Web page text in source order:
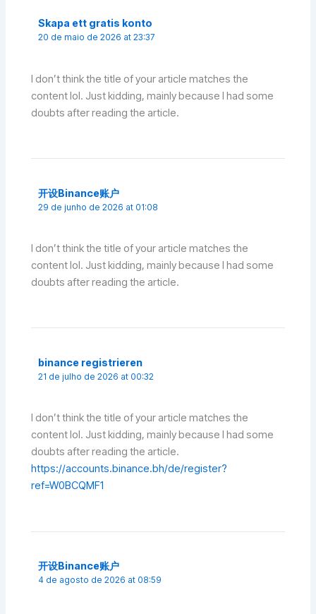
Skapa ett gratis konto
20 de maio de 2026 at 23:37
I don’t think the title of your article matches the
content lol. Just kidding, mainly because I had some
doubts after reading the article.
开设Binance账户
29 de junho de 2026 at 01:08
I don’t think the title of your article matches the
content lol. Just kidding, mainly because I had some
doubts after reading the article.
binance registrieren
21 de julho de 2026 at 00:32
I don’t think the title of your article matches the
content lol. Just kidding, mainly because I had some
doubts after reading the article.
https://accounts.binance.bh/de/register?
ref=W0BCQMF1
开设Binance账户
4 de agosto de 2026 at 08:59